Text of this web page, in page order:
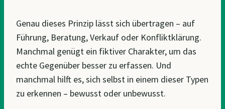
Genau dieses Prinzip lässt sich übertragen – auf
Führung, Beratung, Verkauf oder Konfliktklärung.
Manchmal genügt ein fiktiver Charakter, um das
echte Gegenüber besser zu erfassen. Und
manchmal hilft es, sich selbst in einem dieser Typen
zu erkennen – bewusst oder unbewusst.